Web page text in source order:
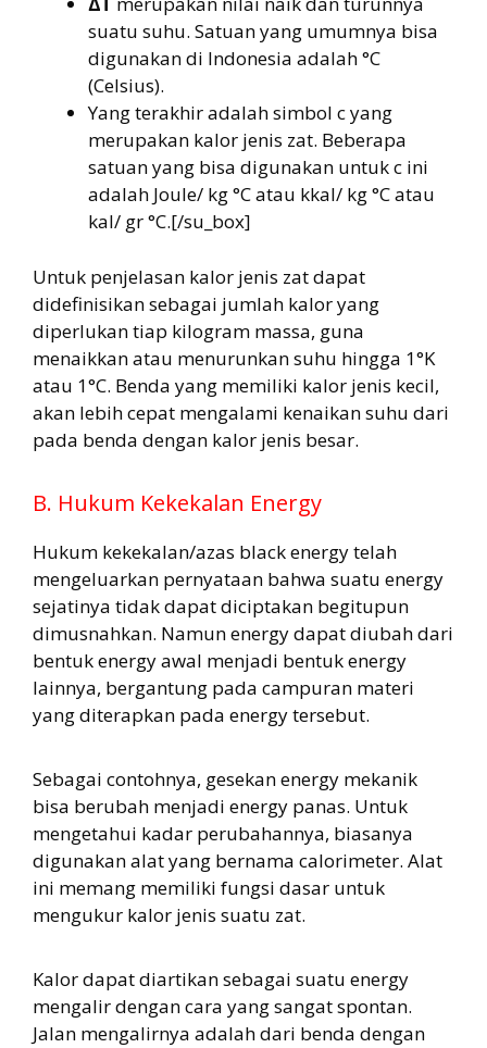
suatu suhu. Satuan yang umumnya bisa
digunakan di Indonesia adalah °C
(Celsius).
Yang terakhir adalah simbol c yang
merupakan kalor jenis zat. Beberapa
satuan yang bisa digunakan untuk c ini
adalah Joule/ kg °C atau kkal/ kg °C atau
kal/ gr °C.[/su_box]
Untuk penjelasan kalor jenis zat dapat
didefinisikan sebagai jumlah kalor yang
diperlukan tiap kilogram massa, guna
menaikkan atau menurunkan suhu hingga 1°K
atau 1°C. Benda yang memiliki kalor jenis kecil,
akan lebih cepat mengalami kenaikan suhu dari
pada benda dengan kalor jenis besar.
B. Hukum Kekekalan Energy
Hukum kekekalan/azas black energy telah
mengeluarkan pernyataan bahwa suatu energy
sejatinya tidak dapat diciptakan begitupun
dimusnahkan. Namun energy dapat diubah dari
bentuk energy awal menjadi bentuk energy
lainnya, bergantung pada campuran materi
yang diterapkan pada energy tersebut.
Sebagai contohnya, gesekan energy mekanik
bisa berubah menjadi energy panas. Untuk
mengetahui kadar perubahannya, biasanya
digunakan alat yang bernama calorimeter. Alat
ini memang memiliki fungsi dasar untuk
mengukur kalor jenis suatu zat.
Kalor dapat diartikan sebagai suatu energy
mengalir dengan cara yang sangat spontan.
Jalan mengalirnya adalah dari benda dengan